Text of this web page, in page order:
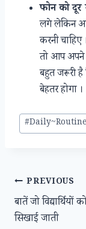
फोन को
लगे लेकिन
करनी
तो आप अपने
बहुत जरूरी
बेहतर होगा ।
Post
Tags:
#Daily~Routine
Post
navigation
PREVIOUS
बातें जो विद्यार्थियों
सिखाई जाती